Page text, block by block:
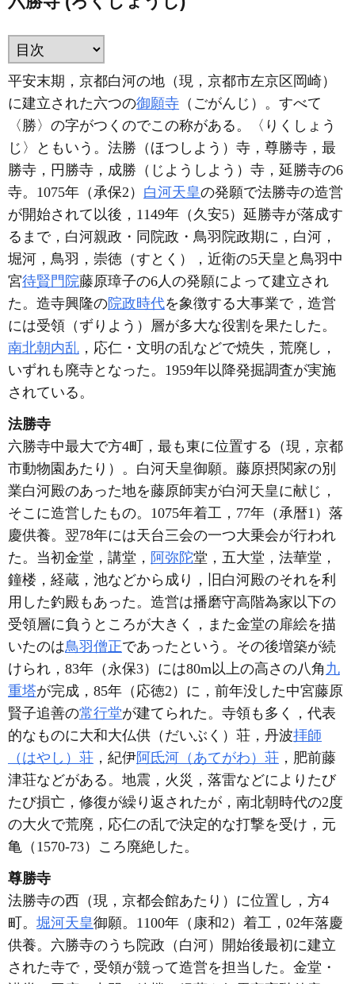
平安末期，京都白河の地（現，京都市左京区岡崎）
に建立された六つの御願寺 （ごがんじ）。すべて
〈勝〉の字がつくのでこの称がある。〈りくしょう
じ〉ともいう。法勝（ほつしよう）寺，尊勝寺，最
勝寺，円勝寺，成勝（じようしよう）寺，延勝寺の6
寺。1075年（承保2） 白河天皇の発願で法勝寺の造営
が開始されて以後，1149年（久安5）延勝寺が落成す
るまで，白河親政・同院政・鳥羽院政期に，白河，
堀河，鳥羽，崇徳（すとく），近衛の5天皇と鳥羽中
宮待賢門院藤原璋子の6人の発願によって建立され
た。造寺興隆の院政時代を象徴する大事業で，造営
には受領（ずりよう）層が多大な役割を果たした。
南北朝内乱 ，応仁・文明の乱などで焼失，荒廃し，
いずれも廃寺となった。1959年以降発掘調査が実施
されている。
法勝寺
六勝寺中最大で方4町，最も東に位置する（現，京都
市動物園あたり）。白河天皇御願。藤原摂関家の別
業白河殿のあった地を藤原師実が白河天皇に献じ，
そこに造営したもの。1075年着工，77年（承暦1）落
慶供養。翌78年には天台三会の一つ大乗会が行われ
た。当初金堂，講堂， 阿弥陀堂，五大堂，法華堂，
鐘楼，経蔵，池などから成り，旧白河殿のそれを利
用した釣殿もあった。造営は播磨守高階為家以下の
受領層に負うところが大きく，また金堂の扉絵を描
いたのは鳥羽僧正であったという。その後増築が続
けられ，83年（永保3）には80m以上の高さの八角 九
重塔が完成，85年（応徳2）に，前年没した中宮藤原
賢子追善の常行堂が建てられた。寺領も多く，代表
的なものに大和大仏供（だいぶく）荘，丹波拝師
（はやし）荘 ，紀伊阿氐河（あてがわ）荘 ，肥前藤
津荘などがある。地震，火災，落雷などによりたび
たび損亡，修復が繰り返されたが，南北朝時代の2度
の大火で荒廃，応仁の乱で決定的な打撃を受け，元
亀（1570-73）ころ廃絶した。
尊勝寺
法勝寺の西（現，京都会館あたり）に位置し，方4
町。 堀河天皇御願。1100年（康和2）着工，02年落慶
供養。六勝寺のうち院政（白河）開始後最初に建立
された寺で，受領が競って造営を担当した。金堂・